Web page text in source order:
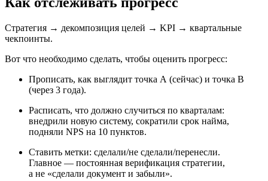
Стратегия → декомпозиция целей → KPI → квартальные
чекпоинты.
Вот что необходимо сделать, чтобы оценить прогресс:
Прописать, как выглядит точка А (сейчас) и точка B
(через 3 года).
Расписать, что должно случиться по кварталам:
внедрили новую систему, сократили срок найма,
подняли NPS на 10 пунктов.
Ставить метки: сделали/не сделали/перенесли.
Главное — постоянная верификация стратегии,
а не «сделали документ и забыли».